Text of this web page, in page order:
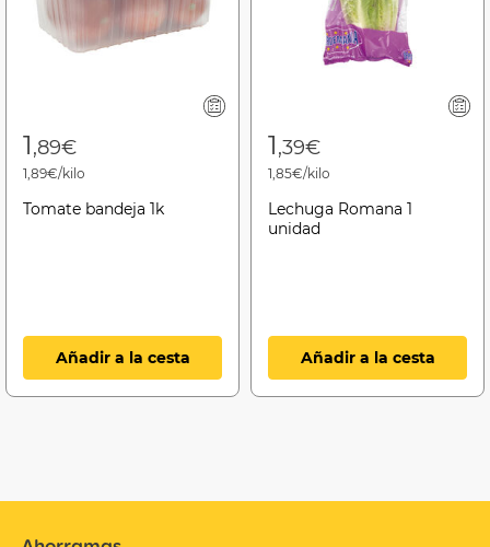
1,89€
1,89€/kilo
Tomate bandeja 1k
Añadir a la cesta
1,39€
1,85€/kilo
Lechuga Romana 1
unidad
Añadir a la cesta